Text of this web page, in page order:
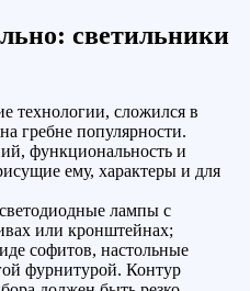
светильники
технологии, сложился в
гребне популярности.
функциональность и
ему, характеры и для
лампы с
или кронштейнах;
софитов, настольные
фурнитурой. Контур